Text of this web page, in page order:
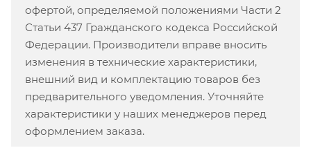
офертой, определяемой положениями Части 2
Статьи 437 Гражданского кодекса Российской
Федерации. Производители вправе вносить
изменения в технические характеристики,
внешний вид и комплектацию товаров без
предварительного уведомления. Уточняйте
характеристики у наших менеджеров перед
оформлением заказа.